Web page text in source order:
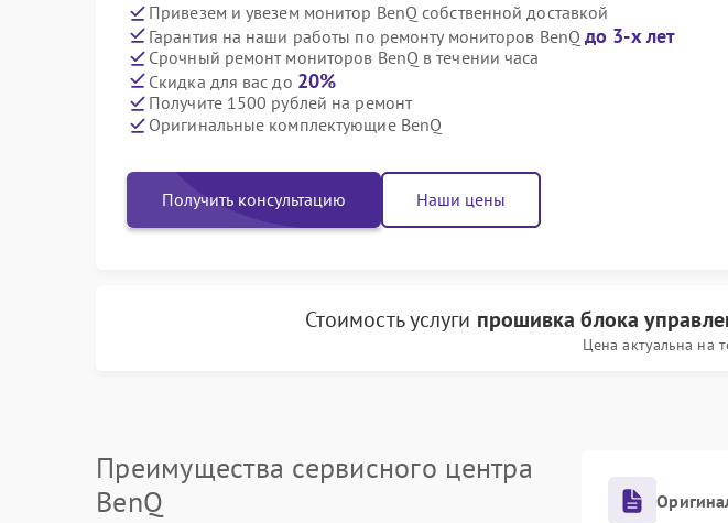
Привезем и увезем монитор BenQ собственной доставкой
Гарантия на наши работы по ремонту мониторов BenQ до 3-х лет
Срочный ремонт мониторов BenQ в течении часа
Скидка для вас до 20%
Получите 1500 рублей на ремонт
Оригинальные комплектующие BenQ
Получить консультацию Наши цены
Стоимость услуги прошивка блока
Цена актуальна на
Преимущества сервисного центра
BenQ